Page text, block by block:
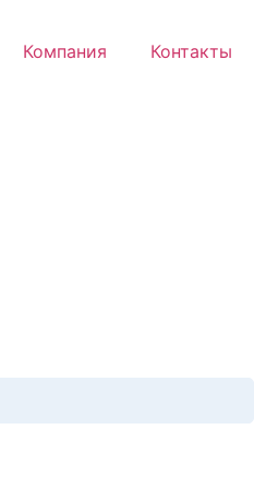
Компания Контакты